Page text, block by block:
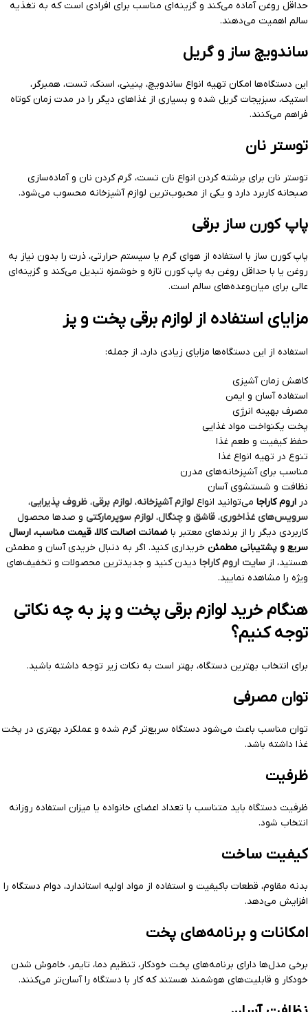
حداقل روغن آماده می‌کند و گزینه‌ای مناسب برای افرادی است که به تغذیه
سالم اهمیت می‌دهند.
ساندویچ ساز و گریل
این دستگاه‌ها امکان تهیه انواع ساندویچ، پنینی، اسنک، تست، همبرگر،
استیک، سبزیجات گریل شده و بسیاری از غذاهای دیگر را در مدت زمان کوتاه
فراهم می‌کنند.
توستر نان
توستر نان برای برشته کردن انواع نان تست، گرم کردن نان و آماده‌سازی
صبحانه کاربرد دارد و یکی از محبوب‌ترین لوازم آشپزخانه محسوب می‌شود.
پاپ کورن ساز برقی
پاپ کورن ساز با استفاده از هوای گرم یا سیستم حرارتی، ذرت را بدون نیاز به
روغن یا با حداقل روغن به پاپ کورن تازه و خوشمزه تبدیل می‌کند و گزینه‌ای
عالی برای میان‌وعده‌های سالم است.
مزایای استفاده از لوازم برقی پخت و پز
استفاده از این دستگاه‌ها مزایای زیادی دارد، از جمله:
کاهش زمان آشپزی
استفاده آسان و ایمن
مصرف بهینه انرژی
پخت یکنواخت مواد غذایی
حفظ کیفیت و طعم غذا
تنوع در تهیه انواع غذا
مناسب برای آشپزخانه‌های مدرن
نظافت و شستشوی آسان
در اروم کاراجا می‌توانید انواع لوازم آشپزخانه، لوازم برقی، ظروف پذیرایی،
سرویس‌های غذاخوری، قاشق و چنگال، لوازم سوپرمارکتی و صدها محصول
کاربردی دیگر را از برندهای معتبر با ضمانت اصالت کالا، قیمت مناسب، ارسال
سریع و پشتیبانی مطمئن خریداری کنید. اگر به دنبال خریدی آسان و مطمئن
هستید، از سایت اروم کاراجا دیدن کنید و جدیدترین محصولات و تخفیف‌های
ویژه را مشاهده نمایید.
هنگام خرید لوازم برقی پخت و پز به چه نکاتی
توجه کنیم؟
برای انتخاب بهترین دستگاه، بهتر است به نکات زیر توجه داشته باشید.
توان مصرفی
توان مناسب باعث می‌شود دستگاه سریع‌تر گرم شده و عملکرد بهتری در پخت
غذا داشته باشد.
ظرفیت
ظرفیت دستگاه باید متناسب با تعداد اعضای خانواده یا میزان استفاده روزانه
انتخاب شود.
کیفیت ساخت
بدنه مقاوم، قطعات باکیفیت و استفاده از مواد اولیه استاندارد، دوام دستگاه را
افزایش می‌دهد.
امکانات و برنامه‌های پخت
برخی مدل‌ها دارای برنامه‌های پخت خودکار، تنظیم دما، تایمر، خاموش شدن
خودکار و قابلیت‌های هوشمند هستند که کار با دستگاه را آسان‌تر می‌کنند.